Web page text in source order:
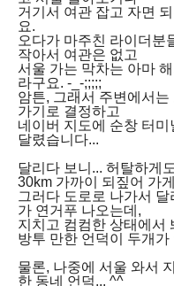
거기서 여관 잡고 자면
요.
오다가 마주친 라이더분
작아서 여관은 없고
서울 가는 막차는 아마
라구요. -_-;;;;;
암튼, 그래서 주변에서
가기로 결정하고
네이버 지도에 순창 터
달렸습니다...
달리다 보니... 허탈하게
30km 가까이 되짚어 가
그러다 도로로 나가서
가 연거푸 나오는데,
지치고 컴컴한 상태에서
방투 만한 언덕이 두개
물론, 나중에 서울 와서
한 동네 언덕... ^^